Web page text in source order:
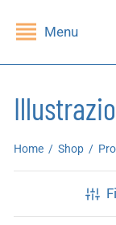
Menu
Home / Shop /
DI